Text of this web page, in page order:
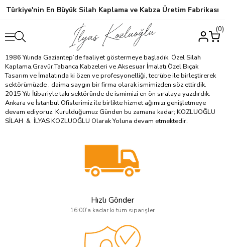
Türkiye'nin En Büyük Silah Kaplama ve Kabza Üretim Fabrikası
0
1986 Yılında Gaziantep’de faaliyet göstermeye başladık, Özel Silah
Kaplama,Gravür,Tabanca Kabzeleri ve Aksesuar İmalatı,Özel Bıçak
Tasarım ve İmalatında ki özen ve profesyonelliği, tecrübe ile birleştirerek
sektörümüzde , daima saygın bir firma olarak ismimizden söz ettirdik.
2015 Yılı İtibariyle takı sektöründe de ismimizi en ön sıralaya yazdırdık.
Ankara ve İstanbul Ofislerimiz ile birlikte hizmet ağımızı genişletmeye
devam ediyoruz. Kurulduğumuz Günden bu zamana kadar; KOZLUOĞLU
SİLAH & İLYAS KOZLUOĞLU Olarak Yoluna devam etmektedir.
Hızlı Gönder
16:00’a kadar ki tüm siparişler